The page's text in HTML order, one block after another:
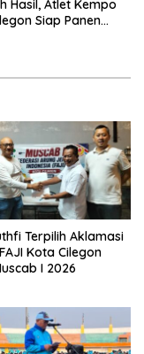
Hasil, Atlet Kempo
Siap Panen
Terpilih Aklamasi
Kota Cilegon
I 2026